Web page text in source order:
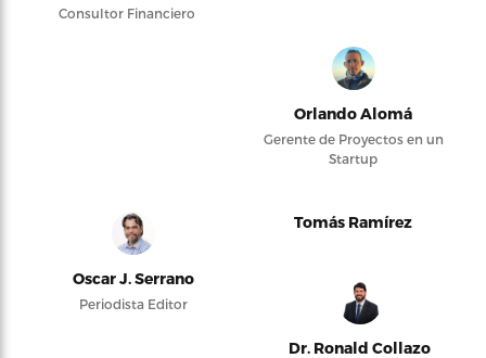
Consultor Financiero
Orlando Alomá
Gerente de Proyectos en un
Startup
Oscar J. Serrano
Periodista Editor
Tomás Ramírez
Dr. Ronald Collazo